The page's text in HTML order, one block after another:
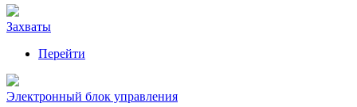
Захваты
Перейти
Электронный блок управления